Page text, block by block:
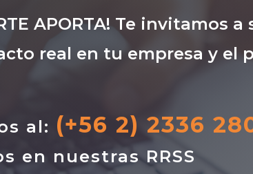
APORTA! Te invitamos
real en tu empresa y el
al: (+56 2) 2336
en nuestras RRSS